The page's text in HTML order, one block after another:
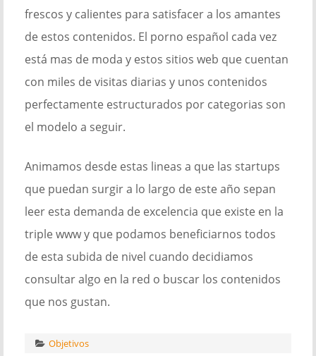
frescos y calientes para satisfacer a los amantes
de estos contenidos. El porno español cada vez
está mas de moda y estos sitios web que cuentan
con miles de visitas diarias y unos contenidos
perfectamente estructurados por categorias son
el modelo a seguir.
Animamos desde estas lineas a que las startups
que puedan surgir a lo largo de este año sepan
leer esta demanda de excelencia que existe en la
triple www y que podamos beneficiarnos todos
de esta subida de nivel cuando decidiamos
consultar algo en la red o buscar los contenidos
que nos gustan.
Objetivos